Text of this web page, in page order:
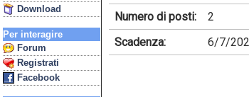
Download
Per interagire
Forum
Registrati
Facebook
Numero di posti:
2
Scadenza:
6/7/